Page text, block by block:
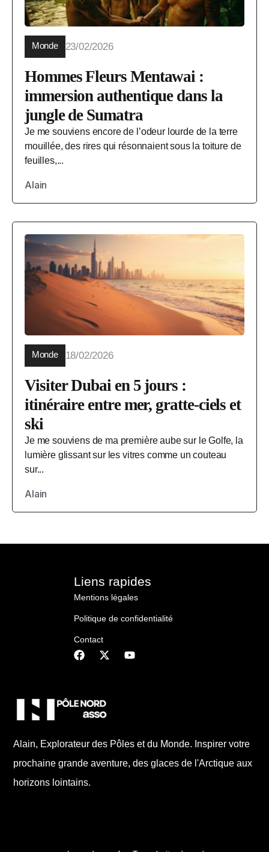
Monde 23/02/2026
Hommes Fleurs Mentawai :
immersion authentique dans la
jungle de Sumatra
Je me souviens encore de l’odeur lourde de la terre
mouillée, des rires qui résonnaient sous la toiture de
feuilles,...
Alain
Monde 18/02/2026
Visiter Dubai en 5 jours :
itinéraire entre mer, gratte-ciels et
ski
Je me souviens de ma première aube sur le Golfe, la
lumière glissant sur les vitres comme un couteau
sur...
Alain
Alain, Explorateur des Pôles et du Monde. Inspirer votre
prochaine grande aventure, des glaces de l'Arctique aux
horizons lointains.
Liens rapides
Mentions légales
Politique de confidentialité
Contact